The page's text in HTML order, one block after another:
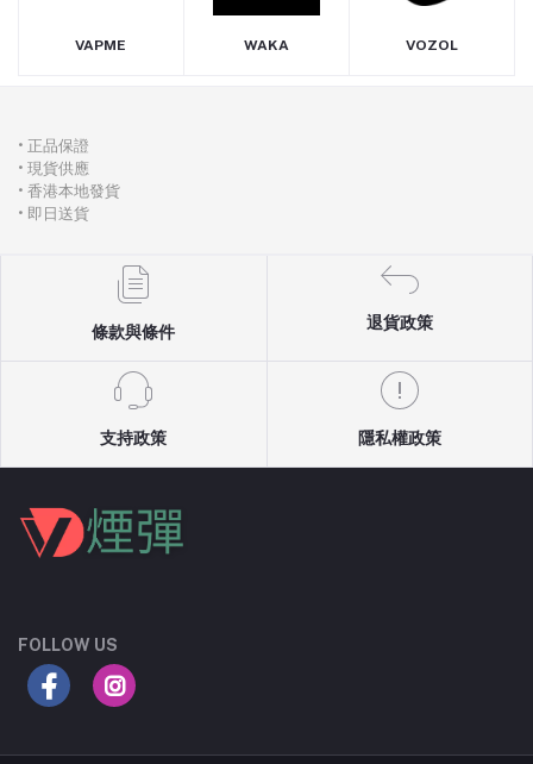
VAPME WAKA VOZOL
• 正品保證
• 現貨供應
• 香港本地發貨
• 即日送貨
條款與條件
退貨政策
支持政策 隱私權政策
FOLLOW US